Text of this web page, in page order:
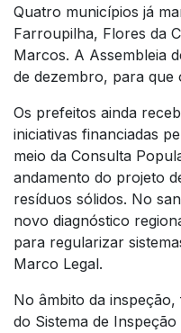
Quatro municípios já
Farroupilha, Flores da
Marcos. A Assembleia
de dezembro, para que
Os prefeitos ainda
iniciativas financiadas
meio da Consulta
andamento do projeto
resíduos sólidos. No
novo diagnóstico
para regularizar
Marco Legal.
No âmbito da
do Sistema de